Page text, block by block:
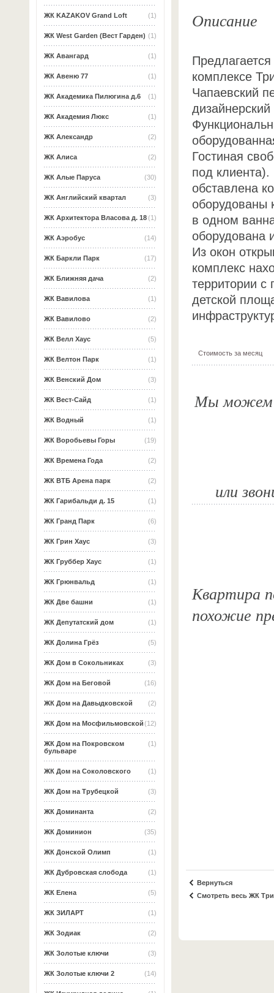
(1)
ЖК KAZAKOV Grand Loft
(1)
ЖК West Garden (Вест Гарден)
(1)
ЖК Авангард
(1)
ЖК Авеню 77
(1)
ЖК Академика Пилюгина д.6
(1)
ЖК Академия Люкс
(2)
ЖК Александр
(2)
ЖК Алиса
(30)
ЖК Алые Паруса
(3)
ЖК Английский квартал
(1)
ЖК Архитектора Власова д. 18
(14)
ЖК Аэробус
(17)
ЖК Баркли Парк
(2)
ЖК Ближняя дача
(1)
ЖК Вавилова
(2)
ЖК Вавилово
(5)
ЖК Велл Хаус
(1)
ЖК Велтон Парк
(3)
ЖК Венский Дом
(1)
ЖК Вест-Сайд
(1)
ЖК Водный
(19)
ЖК Воробьевы Горы
(2)
ЖК Времена Года
(2)
ЖК ВТБ Арена парк
(1)
ЖК Гарибальди д. 15
(6)
ЖК Гранд Парк
(3)
ЖК Грин Хаус
(1)
ЖК Груббер Хаус
(1)
ЖК Грюнвальд
(1)
ЖК Две башни
(1)
ЖК Депутатский дом
(5)
ЖК Долина Грёз
(3)
ЖК Дом в Сокольниках
(16)
ЖК Дом на Беговой
(2)
ЖК Дом на Давыдковской
(12)
ЖК Дом на Мосфильмовской
(1)
ЖК Дом на Покровском
бульваре
(1)
ЖК Дом на Соколовского
(3)
ЖК Дом на Трубецкой
(2)
ЖК Доминанта
(35)
ЖК Доминион
(1)
ЖК Донской Олимп
(1)
ЖК Дубровская слобода
(5)
ЖК Елена
(1)
ЖК ЗИЛАРТ
(2)
ЖК Зодиак
(3)
ЖК Золотые ключи
(14)
ЖК Золотые ключи 2
Описание
комплексе
Чапаевский
Гостиная
под
обставлена
оборудованы
в одном
оборудована
Из окон
комплекс
территории
детской
Стоимость за месяц
Мы можем
или
Квартира
похожие
Вернуться
Смотреть весь ЖК